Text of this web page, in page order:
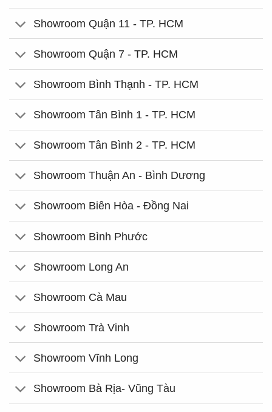
Showroom Quận 11 - TP. HCM
Showroom Quận 7 - TP. HCM
Showroom Bình Thạnh - TP. HCM
Showroom Tân Bình 1 - TP. HCM
Showroom Tân Bình 2 - TP. HCM
Showroom Thuận An - Bình Dương
Showroom Biên Hòa - Đồng Nai
Showroom Bình Phước
Showroom Long An
Showroom Cà Mau
Showroom Trà Vinh
Showroom Vĩnh Long
Showroom Bà Rịa- Vũng Tàu